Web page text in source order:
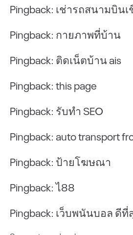
Pingback: เช่ารถสนามบินเ
Pingback: กายภาพที่บ้าน
Pingback: ติดเน็ตบ้าน ais
Pingback: this page
Pingback: รับทำ SEO
Pingback: auto transport
Pingback: ป้ายโฆษณา
Pingback:ไ88
Pingback: เว็บพนันบอล ดีที่